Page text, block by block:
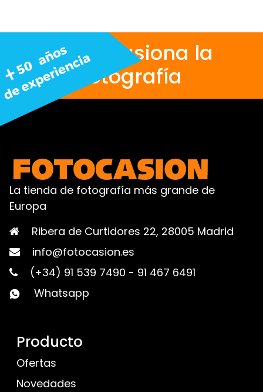
Nos apasiona la
fotografía
La tienda de fotografía más grande de
Europa
Ribera de Curtidores 22, 28005 Madrid
info@fotocasion.es
(+34) 91 539 7490 - 91 467 6491
Whatsapp
Producto
Ofertas
Novedades